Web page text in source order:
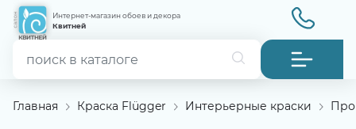
Интернет-магазин обоев и декора
Квитней
Главная Краска Flügger Интерьерные краски